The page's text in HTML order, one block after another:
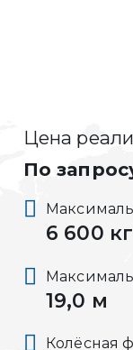
Цена
По
6 600 кг
19,0 м
Колёсная